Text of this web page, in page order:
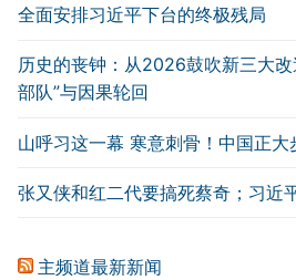
全面安排习近平下台的终极残局
历史的丧钟：从2026鼓吹新三大改
部队”与因果轮回
山呼习这一幕 寒意刺骨！中国正大
张又侠和红二代要搞死蔡奇；习近
主频道最新新闻